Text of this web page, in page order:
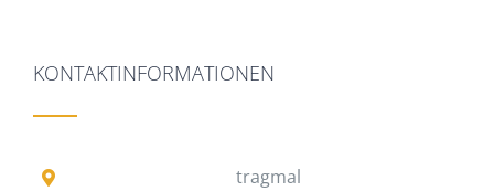
KONTAKTINFORMATIONEN
tragmal